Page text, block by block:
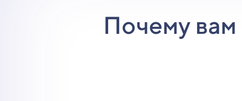
Почему вам